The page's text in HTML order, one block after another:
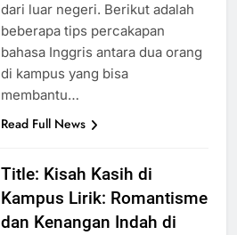
dari luar negeri. Berikut adalah
beberapa tips percakapan
bahasa Inggris antara dua orang
di kampus yang bisa
membantu…
Read Full News
Title: Kisah Kasih di
Kampus Lirik: Romantisme
dan Kenangan Indah di